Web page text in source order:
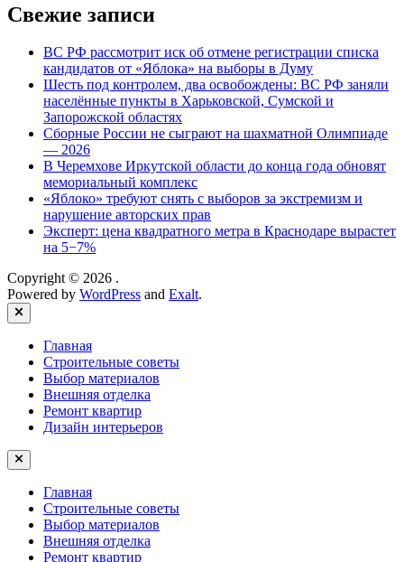
Свежие записи
ВС РФ рассмотрит иск об отмене регистрации списка
кандидатов от «Яблока» на выборы в Думу
Шесть под контролем, два освобождены: ВС РФ заняли
населённые пункты в Харьковской, Сумской и
Запорожской областях
Сборные России не сыграют на шахматной Олимпиаде
— 2026
В Черемхове Иркутской области до конца года обновят
мемориальный комплекс
«Яблоко» требуют снять с выборов за экстремизм и
нарушение авторских прав
Эксперт: цена квадратного метра в Краснодаре вырастет
на 5−7%
Copyright © 2026 .
Powered by WordPress and Exalt.
Close
Главная
Строительные советы
Выбор материалов
Внешняя отделка
Ремонт квартир
Дизайн интерьеров
Главная
Строительные советы
Выбор материалов
Внешняя отделка
Ремонт квартир